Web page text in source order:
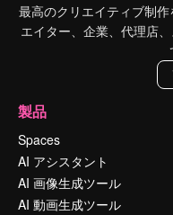
最高のクリエイティブ制
エイター、企業、代理店
製品
Spaces
AI アシスタント
AI 画像生成ツール
AI 動画生成ツール